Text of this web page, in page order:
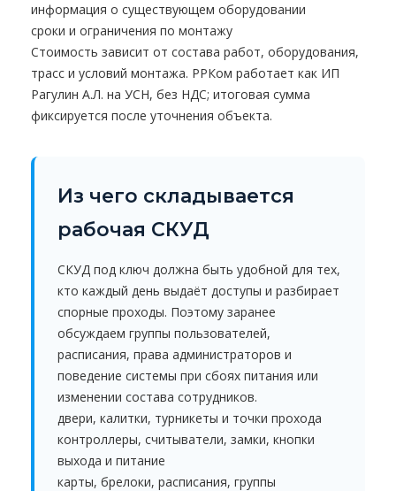
информация о существующем оборудовании
сроки и ограничения по монтажу
Стоимость зависит от состава работ, оборудования,
трасс и условий монтажа. РРКом работает как ИП
Рагулин А.Л. на УСН, без НДС; итоговая сумма
фиксируется после уточнения объекта.
Из чего складывается
рабочая СКУД
СКУД под ключ должна быть удобной для тех,
кто каждый день выдаёт доступы и разбирает
спорные проходы. Поэтому заранее
обсуждаем группы пользователей,
расписания, права администраторов и
поведение системы при сбоях питания или
изменении состава сотрудников.
двери, калитки, турникеты и точки прохода
контроллеры, считыватели, замки, кнопки
выхода и питание
карты, брелоки, расписания, группы